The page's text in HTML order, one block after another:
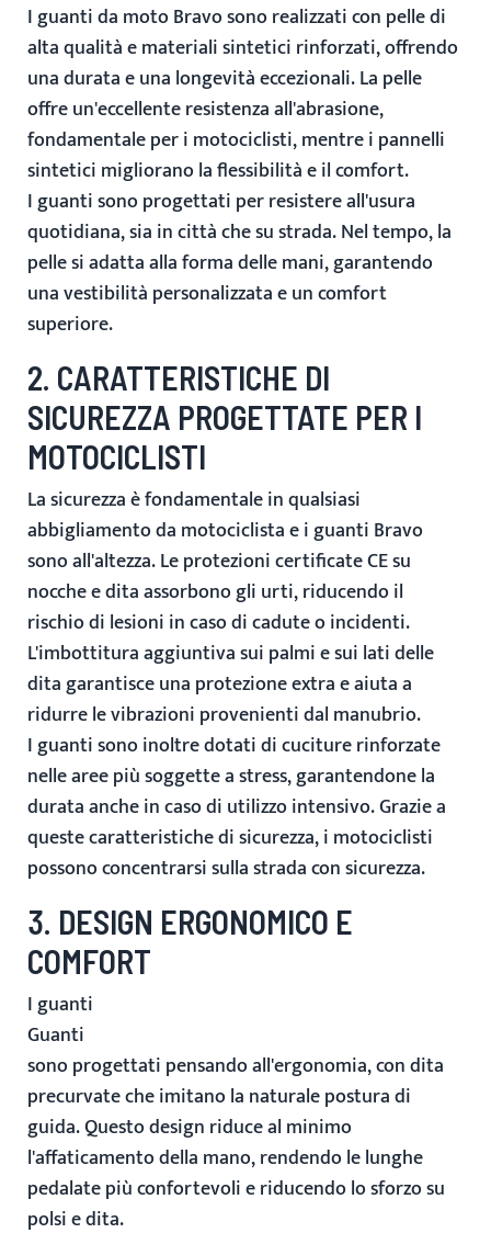
I guanti da moto Bravo sono realizzati con pelle di
alta qualità e materiali sintetici rinforzati, offrendo
una durata e una longevità eccezionali. La pelle
offre un'eccellenteresistenza all'abrasione,
fondamentale per i motociclisti, mentre i pannelli
sintetici migliorano la flessibilità e il comfort.
I guanti sono progettati per resistere all'usura
quotidiana, sia in città che su strada. Nel tempo, la
pelle si adatta alla forma delle mani, garantendo
una vestibilità personalizzata e un comfort
superiore.
2. CARATTERISTICHE DI
SICUREZZA PROGETTATE PER I
MOTOCICLISTI
La sicurezza è fondamentale in qualsiasi
abbigliamento da motociclista e i guanti Bravo
sono all'altezza.Le protezioni certificate CEsu
nocche e dita assorbono gli urti, riducendo il
rischio di lesioni in caso di cadute o incidenti.
L'imbottitura aggiuntiva sui palmi e sui lati delle
ditagarantisce una protezione extra e aiuta a
ridurre le vibrazioni provenienti dal manubrio.
I guanti sono inoltre dotati dicuciture rinforzate
nelle aree più soggette a stress, garantendone la
durata anche in caso di utilizzo intensivo. Grazie a
queste caratteristiche di sicurezza, i motociclisti
possono concentrarsi sulla strada con sicurezza.
3. DESIGN ERGONOMICO E
COMFORT
I guanti
Guanti
sono progettati pensando all'ergonomia, con dita
precurvate che imitano la naturale postura di
guida. Questo design riduce al minimo
l'affaticamento della mano, rendendo le lunghe
pedalate più confortevoli e riducendo lo sforzo su
polsi e dita.